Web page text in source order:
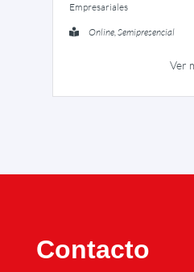
Empresariales
Online, Semipresencial
Ver
Contacto